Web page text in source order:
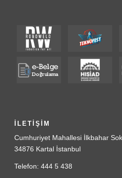
İLETİŞİM
Cumhuriyet Mahallesi İlkbahar
34876 Kartal İstanbul
Telefon: 444 5 438